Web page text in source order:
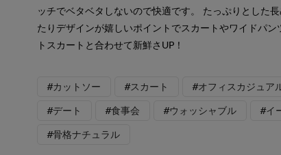
ッチでベタベタしないので快適です。 たっぷりとした
たりデザインが嬉しいポイントでスカートやワイドパ
トスカートと合わせて新鮮さUP！
#カットソー #スカート #オフィスカジュア
#デート #食事会 #ウォッシャブル #イ
#骨格ナチュラル